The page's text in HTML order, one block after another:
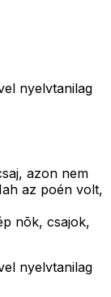
nyelvtanilag
azon nem
az poén volt,
nõk, csajok,
nyelvtanilag